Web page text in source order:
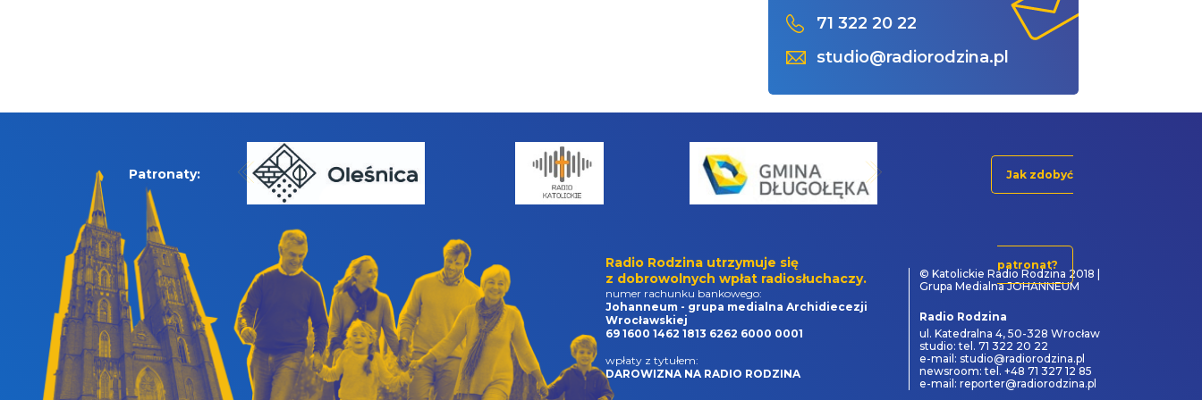
71 322 20 22
studio@radiorodzina.pl
Patronaty: Jak zdobyć
patronat?
Radio Rodzina utrzymuje się
z dobrowolnych wpłat radiosłuchaczy.
numer rachunku bankowego:
Johanneum - grupa medialna Archidiecezji
Wrocławskiej
69 1600 1462 1813 6262 6000 0001
wpłaty z tytułem:
DAROWIZNA NA RADIO RODZINA
© Katolickie Radio Rodzina 2018 |
Grupa Medialna JOHANNEUM
Radio Rodzina
ul. Katedralna 4, 50-328 Wrocław
studio: tel. 71 322 20 22
e-mail: studio@radiorodzina.pl
newsroom: tel. +48 71 327 12 85
e-mail: reporter@radiorodzina.pl